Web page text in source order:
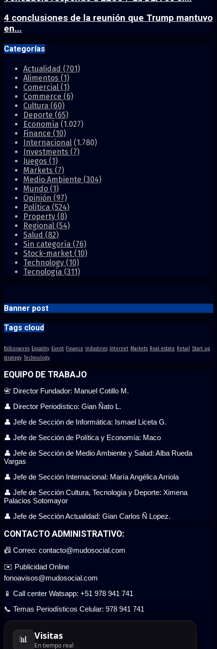
4 conclusiones de la reunión que Trump mantuvo
en...
Categorías
Actualidad (701)
Alimentos (1)
Comercial (1)
Commerce (6)
Cultura (60)
Deporte (65)
Economía (1.027)
Finance (10)
Internacional (1.780)
Investments (7)
Juegos (1)
Markets (7)
Medio Ambiente (304)
Mundo (1)
Opinión (97)
Política (524)
Property (8)
Regional (54)
Salud (82)
Sin categoría (76)
Stock-market (10)
Technology (10)
Tecnología (311)
Banner post
Tags cloud
Billionaires Equality Event Finance Industries Internet Markets Real estate Retail Start up
strategy Technology
EQUIPO DE TRABAJO
📇 Director Fundador: Manuel Cotillo M.
👤 Director Periodístico: Gian Ñato L.
👤 Jefe de Sección de Informática: Ismael Liceta G.
👤 Jefe de Sección de Política y Economía: Maco
👤 Jefe de Sección de Medio Ambiente y Salud: Alba Rueda
Vargas
👤 Jefe de Sección Internacional: María Angélica Arriola
👤 Jefe de Sección Cultura, Tecnología y Deporte: Ximena
Palacios Sotomayor
👤 Jefe de Sección Actualidad: Gian Carlos Ñ Lopez.
CONTACTO ADMINISTRATIVO:
📠 Correo: contacto@mudosocial.com
✉️ Publicidad Online
fonoavisos@mudosocial.com
📱 Call center Watsapp: +51 978 941 741
📞 Temas Periodísticos Celular: 978 941 741
📊 Visitas
En tiempo real